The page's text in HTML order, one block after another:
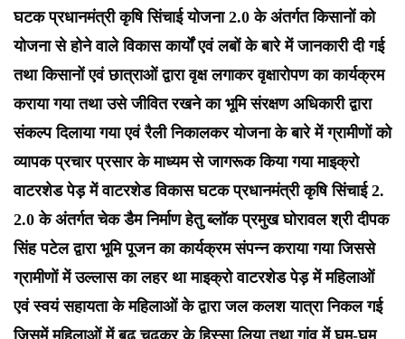
घटक प्रधानमंत्री कृषि सिंचाई योजना 2.0 के अंतर्गत किसानों को
योजना से होने वाले विकास कार्यों एवं लबों के बारे में जानकारी दी गई
तथा किसानों एवं छात्राओं द्वारा वृक्ष लगाकर वृक्षारोपण का कार्यक्रम
कराया गया तथा उसे जीवित रखने का भूमि संरक्षण अधिकारी द्वारा
संकल्प दिलाया गया एवं रैली निकालकर योजना के बारे में ग्रामीणों को
व्यापक प्रचार प्रसार के माध्यम से जागरूक किया गया माइक्रो
वाटरशेड पेड़ में वाटरशेड विकास घटक प्रधानमंत्री कृषि सिंचाई 2.
2.0 के अंतर्गत चेक डैम निर्माण हेतु ब्लॉक प्रमुख घोरावल श्री दीपक
सिंह पटेल द्वारा भूमि पूजन का कार्यक्रम संपन्न कराया गया जिससे
ग्रामीणों में उल्लास का लहर था माइक्रो वाटरशेड पेड़ में महिलाओं
एवं स्वयं सहायता के महिलाओं के द्वारा जल कलश यात्रा निकल गई
जिसमें महिलाओं में बढ़ चढ़कर के हिस्सा लिया तथा गांव में घूम-घूम